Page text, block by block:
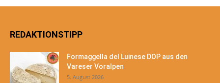
REDAKTIONSTIPP
Formaggella del Luinese DOP aus den
Vareser Voralpen
5. August 2026